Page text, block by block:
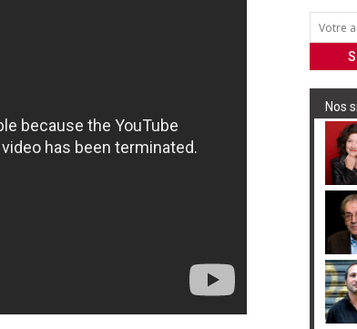
Nos